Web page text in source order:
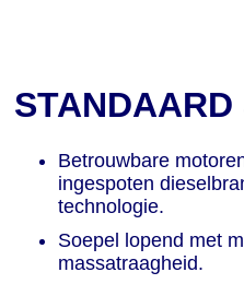
STANDAARD
Betrouwbare
ingespoten
technologie.
Soepel lopend met
massatraagheid.